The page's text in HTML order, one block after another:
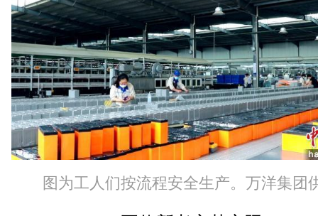
图为工人们按流程安全生产。万洋集团